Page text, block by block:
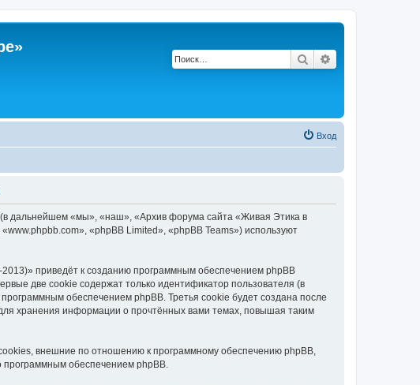
Поиск
Вход
дальнейшем «мы», «наш», «Архив форума сайта «Живая Этика в
«phpBB Limited», «phpBB Teams») используют
приведёт к созданию программным обеспечением phpBB
две cookie содержат только идентификатор пользователя (в
обеспечением phpBB. Третья cookie будет создана после
хранения информации о прочтённых вами темах, повышая таким
внешние по отношению к программному обеспечению phpBB,
программным обеспечением phpBB.